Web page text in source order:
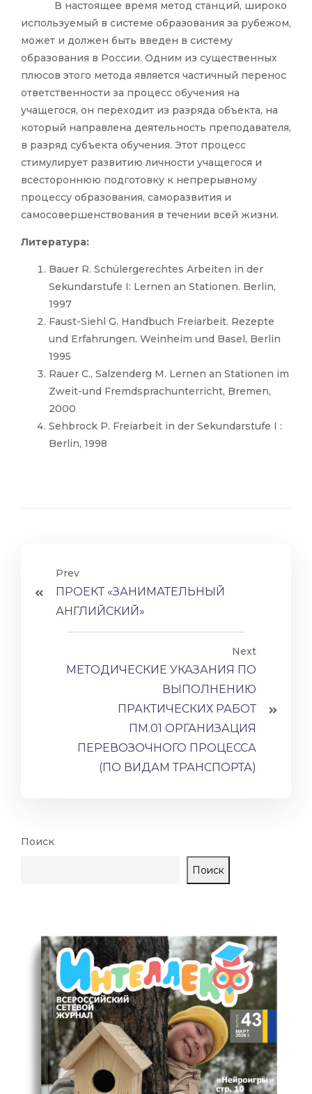
В настоящее время метод станций, широко
используемый в системе образования за рубежом,
может и должен быть введен в систему
образования в России. Одним из существенных
плюсов этого метода является частичный перенос
ответственности за процесс обучения на
учащегося, он переходит из разряда объекта, на
который направлена деятельность преподавателя,
в разряд субъекта обучения. Этот процесс
стимулирует развитию личности учащегося и
всестороннюю подготовку к непрерывному
процессу образования, саморазвития и
самосовершенствования в течении всей жизни.
Литература:
Bauer R. Schülergerechtes Arbeiten in der
Sekundarstufe I: Lernen an Stationen. Berlin,
1997
Faust-Siehl G. Handbuch Freiarbeit. Rezepte
und Erfahrungen. Weinheim und Basel, Berlin
1995
Rauer C., Salzenderg M. Lernen an Stationen im
Zweit-und Fremdsprachunterricht, Bremen,
2000
Sehbrock P. Freiarbeit in der Sekundarstufe I :
Berlin, 1998
Prev
ПРОЕКТ «ЗАНИМАТЕЛЬНЫЙ
АНГЛИЙСКИЙ»
Next
МЕТОДИЧЕСКИЕ УКАЗАНИЯ ПО
ВЫПОЛНЕНИЮ
ПРАКТИЧЕСКИХ РАБОТ
ПМ.01 ОРГАНИЗАЦИЯ
ПЕРЕВОЗОЧНОГО ПРОЦЕССА
(ПО ВИДАМ ТРАНСПОРТА)
Поиск
Поиск